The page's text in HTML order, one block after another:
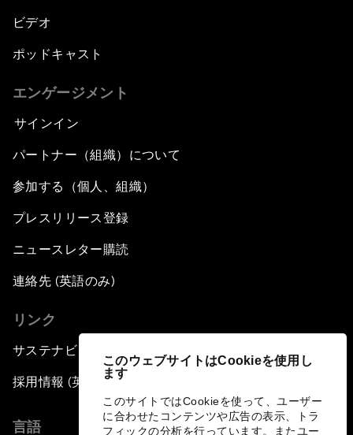
このウェブサイトはCookieを使用し
ます
このサイトではCookieを使って、ユーザー
に合わせたコンテンツや広告の表示、トラ
フィックの分析を行っています。またユー
ビデオ
ポッドキャスト
エンゲージメント
サインイン
パートナー（組織）について
参加する（個人、組織）
プレスリリース登録
ニュースレター購読
連絡先 (英語のみ)
リンク
サステナビリティへの取り組み
採用情報 (英語のみ)
言語